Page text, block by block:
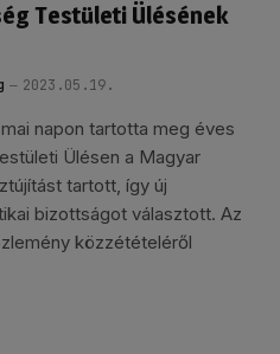
Testületi Ülésének
2023.05.19.
napon tartotta meg éves
Ülésen a Magyar
tartott, így új
bizottságot választott. Az
közzétételéről